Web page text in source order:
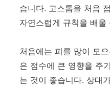
습니다. 고스톱을 처음
자연스럽게 규칙을 배울
처음에는 피를 많이 모
은 점수에 큰 영향을 주
는 것이 좋습니다. 상대